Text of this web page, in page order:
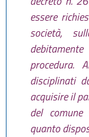
essere
società,
procedura.
disciplinati
acquisire il
del
quanto